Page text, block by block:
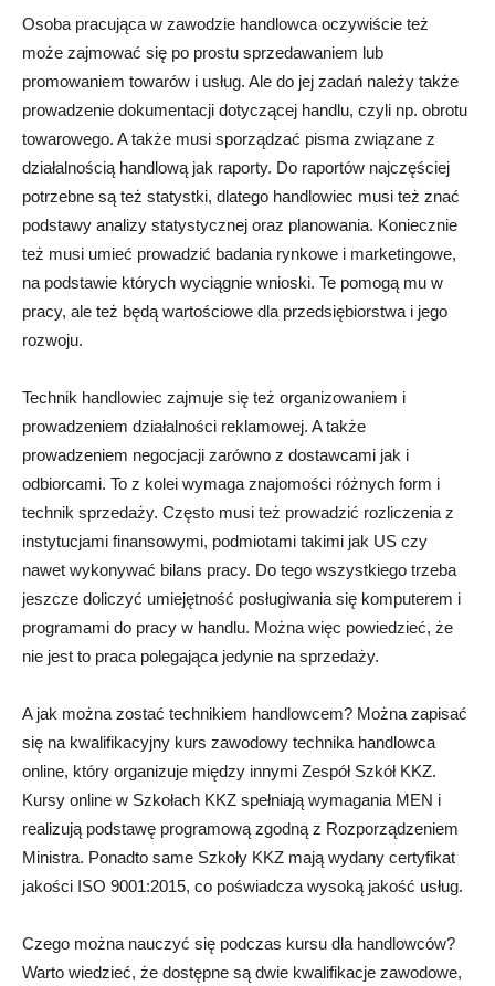
Osoba pracująca w zawodzie handlowca oczywiście też
może zajmować się po prostu sprzedawaniem lub
promowaniem towarów i usług. Ale do jej zadań należy także
prowadzenie dokumentacji dotyczącej handlu, czyli np. obrotu
towarowego. A także musi sporządzać pisma związane z
działalnością handlową jak raporty. Do raportów najczęściej
potrzebne są też statystki, dlatego handlowiec musi też znać
podstawy analizy statystycznej oraz planowania. Koniecznie
też musi umieć prowadzić badania rynkowe i marketingowe,
na podstawie których wyciągnie wnioski. Te pomogą mu w
pracy, ale też będą wartościowe dla przedsiębiorstwa i jego
rozwoju.
Technik handlowiec zajmuje się też organizowaniem i
prowadzeniem działalności reklamowej. A także
prowadzeniem negocjacji zarówno z dostawcami jak i
odbiorcami. To z kolei wymaga znajomości różnych form i
technik sprzedaży. Często musi też prowadzić rozliczenia z
instytucjami finansowymi, podmiotami takimi jak US czy
nawet wykonywać bilans pracy. Do tego wszystkiego trzeba
jeszcze doliczyć umiejętność posługiwania się komputerem i
programami do pracy w handlu. Można więc powiedzieć, że
nie jest to praca polegająca jedynie na sprzedaży.
A jak można zostać technikiem handlowcem? Można zapisać
się na kwalifikacyjny kurs zawodowy technika handlowca
online, który organizuje między innymi Zespół Szkół KKZ.
Kursy online w Szkołach KKZ spełniają wymagania MEN i
realizują podstawę programową zgodną z Rozporządzeniem
Ministra. Ponadto same Szkoły KKZ mają wydany certyfikat
jakości ISO 9001:2015, co poświadcza wysoką jakość usług.
Czego można nauczyć się podczas kursu dla handlowców?
Warto wiedzieć, że dostępne są dwie kwalifikacje zawodowe,